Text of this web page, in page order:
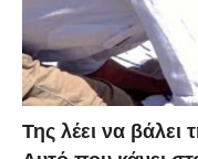
Sampling.
via
Της λέει να βάλει